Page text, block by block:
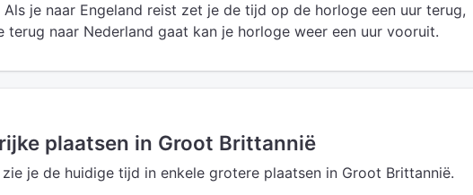
Als je naar Engeland reist zet je de tijd op de horloge een uur terug,
terug naar Nederland gaat kan je horloge weer een uur vooruit.
plaatsen in Groot Brittannië
je de huidige tijd in enkele grotere plaatsen in Groot Brittannië.